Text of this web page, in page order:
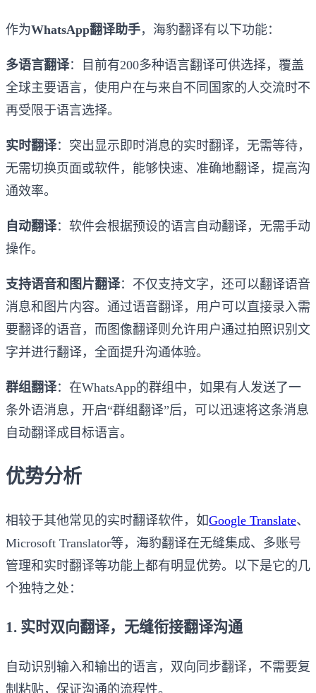
作为WhatsApp翻译助手，海豹翻译有以下功能：
多语言翻译：目前有200多种语言翻译可供选择，覆盖
全球主要语言，使用户在与来自不同国家的人交流时不
再受限于语言选择。
实时翻译：突出显示即时消息的实时翻译，无需等待，
无需切换页面或软件，能够快速、准确地翻译，提高沟
通效率。
自动翻译：软件会根据预设的语言自动翻译，无需手动
操作。
支持语音和图片翻译：不仅支持文字，还可以翻译语音
消息和图片内容。通过语音翻译，用户可以直接录入需
要翻译的语音，而图像翻译则允许用户通过拍照识别文
字并进行翻译，全面提升沟通体验。
群组翻译：在WhatsApp的群组中，如果有人发送了一
条外语消息，开启“群组翻译”后，可以迅速将这条消息
自动翻译成目标语言。
优势分析
相较于其他常见的实时翻译软件，如Google Translate、
Microsoft Translator等，海豹翻译在无缝集成、多账号
管理和实时翻译等功能上都有明显优势。以下是它的几
个独特之处：
1. 实时双向翻译，无缝衔接翻译沟通
自动识别输入和输出的语言，双向同步翻译，不需要复
制粘贴，保证沟通的流程性。